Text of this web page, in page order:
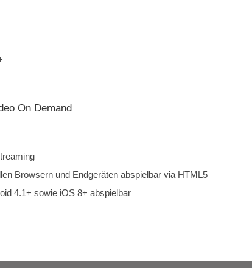
On Demand
Browsern und Endgeräten abspielbar via HTML5
4.1+ sowie iOS 8+ abspielbar